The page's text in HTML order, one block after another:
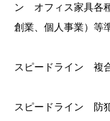
ン オフィス家具各
創業、個人事業）等
スピードライン 複
スピードライン 防